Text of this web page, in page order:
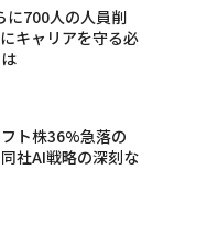
に700人の人員削
キャリアを守る必
ト株36%急落の
社AI戦略の深刻な